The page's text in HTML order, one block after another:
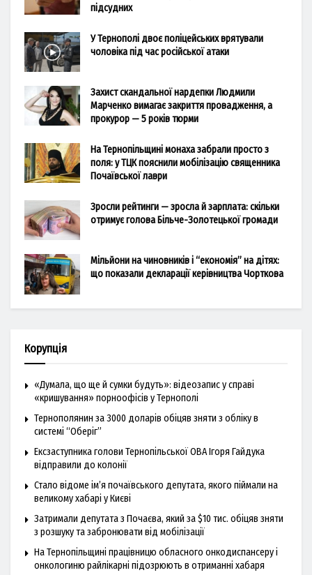
підсудних
У Тернополі двоє поліцейських врятували
чоловіка під час російської атаки
Захист скандальної нардепки Людмили
Марченко вимагає закриття провадження, а
прокурор — 5 років тюрми
На Тернопільщині монаха забрали просто з
поля: у ТЦК пояснили мобілізацію священника
Почаївської лаври
Зросли рейтинги — зросла й зарплата: скільки
отримує голова Більче-Золотецької громади
Мільйони на чиновників і “економія” на дітях:
що показали декларації керівництва Чорткова
Корупція
«Думала, що ще й сумки будуть»: відеозапис у справі
«кришування» порноофісів у Тернополі
Тернополянин за 3000 доларів обіцяв зняти з обліку в
системі “Оберіг”
Ексзаступника голови Тернопільської ОВА Ігоря Гайдука
відправили до колонії
Стало відоме ім’я почаївського депутата, якого піймали на
великому хабарі у Києві
Затримали депутата з Почаєва, який за $10 тис. обіцяв зняти
з розшуку та забронювати від мобілізації
На Тернопільщині працівницю обласного онкодиспансеру і
онкологиню райлікарні підозрюють в отриманні хабаря